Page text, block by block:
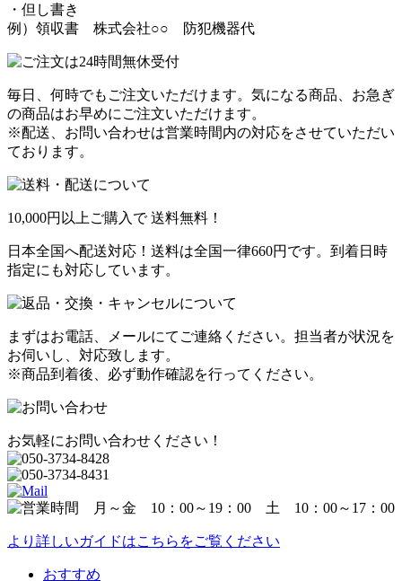
・但し書き
例）領収書 株式会社○○ 防犯機器代
毎日、何時でもご注文いただけます。気になる商品、お急ぎ
の商品はお早めにご注文いただけます。
※配送、お問い合わせは営業時間内の対応をさせていただい
ております。
10,000円以上ご購入で 送料無料！
日本全国へ配送対応！送料は全国一律660円です。到着日時
指定にも対応しています。
まずはお電話、メールにてご連絡ください。担当者が状況を
お伺いし、対応致します。
※商品到着後、必ず動作確認を行ってください。
お気軽にお問い合わせください！
より詳しいガイドはこちらをご覧ください
おすすめ